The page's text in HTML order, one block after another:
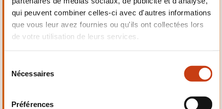
qui peuvent combiner celles-ci avec d'autres informations
que vous leur avez fournies ou qu'ils ont collectées lors
de votre utilisation de leurs services.
Nécessaires
Préférences
Electrotechnique,
Automatismes